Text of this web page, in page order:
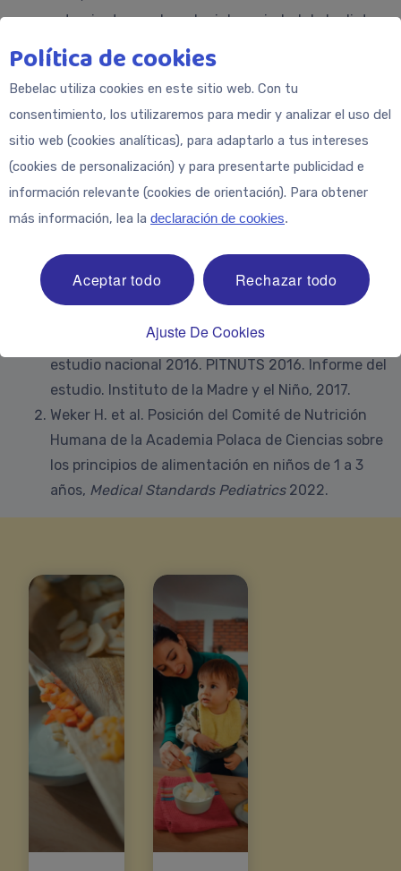
comportamiento puede reducir la variedad de la dieta,
que es clave para una alimentación equilibrada.
Es importante recordar que los primeros años de vida
son fundamentales para el desarrollo de las
preferencias de sabor y los hábitos alimentarios. Las
experiencias tempranas del niño con los alimentos —
tanto positivas como negativas— pueden influir en su
comportamiento alimentario en el futuro.
Referencias:
de alimentación en niños de 5 a 36 meses –
estudio nacional 2016. PITNUTS 2016. Informe del
estudio. Instituto de la Madre y el Niño, 2017.
Weker H. et al. Posición del Comité de Nutrición
Humana de la Academia Polaca de Ciencias sobre
los principios de alimentación en niños de 1 a 3
años, Medical Standards Pediatrics2022.
Política de cookies
Bebelac utiliza cookies en este sitio web. Con tu
consentimiento, los utilizaremos para medir y analizar el uso del
sitio web (cookies analíticas), para adaptarlo a tus intereses
(cookies de personalización) y para presentarte publicidad e
información relevante (cookies de orientación). Para obtener
más información, lea la declaración de cookies.
Aceptar todo Rechazar todo
Ajuste De Cookies